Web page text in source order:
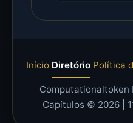
Início Diretório Política
Capítulos © 2026 |